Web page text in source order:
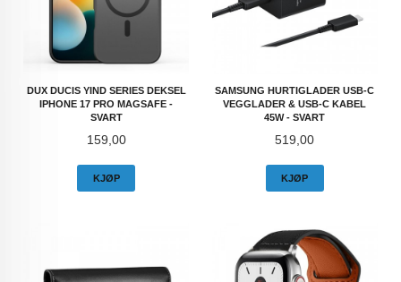
DUX DUCIS YIND SERIES DEKSEL
IPHONE 17 PRO MAGSAFE -
SVART
Pris
159,00
KJØP
SAMSUNG HURTIGLADER USB-C
VEGGLADER & USB-C KABEL
45W - SVART
Pris
519,00
KJØP